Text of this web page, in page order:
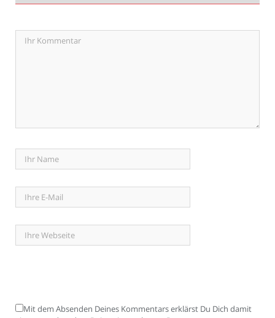
Mit dem Absenden Deines Kommentars erklärst Du Dich damit